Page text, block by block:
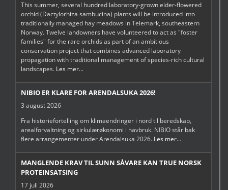
This summer, several hundred laboratory-grown elder-flowered
orchid (Dactylorhiza sambucina) plants will be introduced into
traditionally managed hay meadows in Telemark, southeastern
Norway. Twelve landowners have volunteered to act as "foster
families" for the rare orchids as part of an ambitious
conservation project that combines advanced laboratory
propagation with traditional management of species-rich cultural
landscapes. Les mer...
NIBIO ER KLARE FOR ARENDALSUKA 2026!
3 august 2026
Fra historiefortelling om klimaendringer i nord til beredskap,
arealforvaltning og sirkulærøkonomi i havbruk. NIBIO står bak
flere arrangementer under Arendalsuka 2026. Les mer...
MANGLENDE KRAV TIL SUNN SÅVARE KAN TRUE NORSK
PROTEINSATSING
17 juli 2026